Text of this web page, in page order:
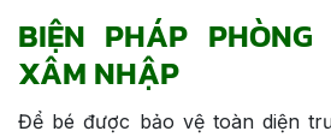
BIỆN PHÁP PHÒNG
XÂM NHẬP
Để bé được bảo vệ toàn diện